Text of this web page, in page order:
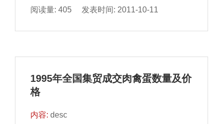
阅读量: 405 发表时间: 2011-10-11
1995年全国集贸成交肉禽蛋数量及价
格
内容:desc